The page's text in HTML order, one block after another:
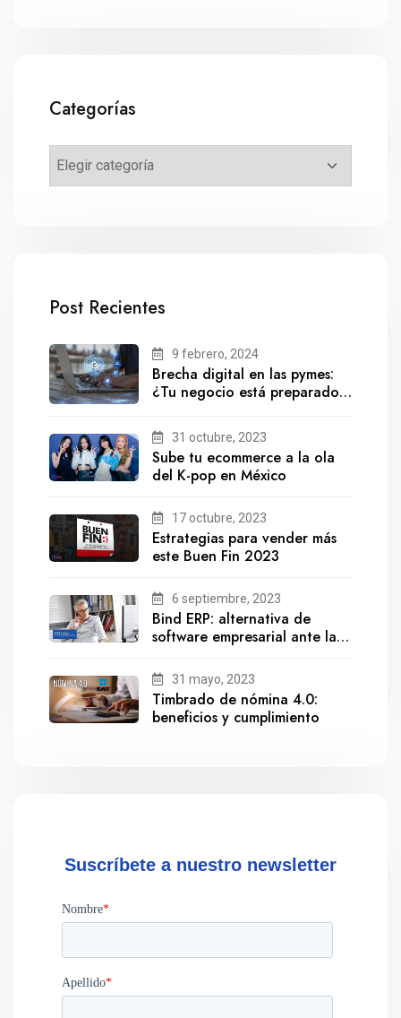
Categorías
Post Recientes
9 febrero, 2024
Brecha digital en las pymes:
¿Tu negocio está preparado
31 octubre, 2023
Sube tu ecommerce a la ola
del K-pop en México
17 octubre, 2023
Estrategias para vender más
este Buen Fin 2023
6 septiembre, 2023
Bind ERP: alternativa de
software empresarial ante la
31 mayo, 2023
Timbrado de nómina 4.0:
beneficios y cumplimiento
Suscríbete a nuestro newsletter